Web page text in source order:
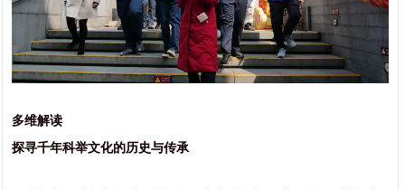
多维解读
探寻千年科举文化的历史与传承